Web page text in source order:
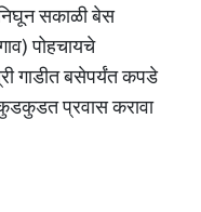
सकाळी बेस
पोहचायचे
गाडीत बसेपर्यंत कपडे
प्रवास करावा